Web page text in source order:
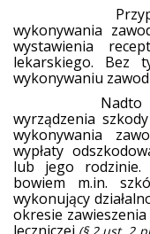
wykonywania
wystawienia
lekarskiego. Bez
wykonywaniu
Nadto
wyrządzenia
wykonywania
wypłaty
lub jego rodzinie.
bowiem m.in.
wykonujący
okresie